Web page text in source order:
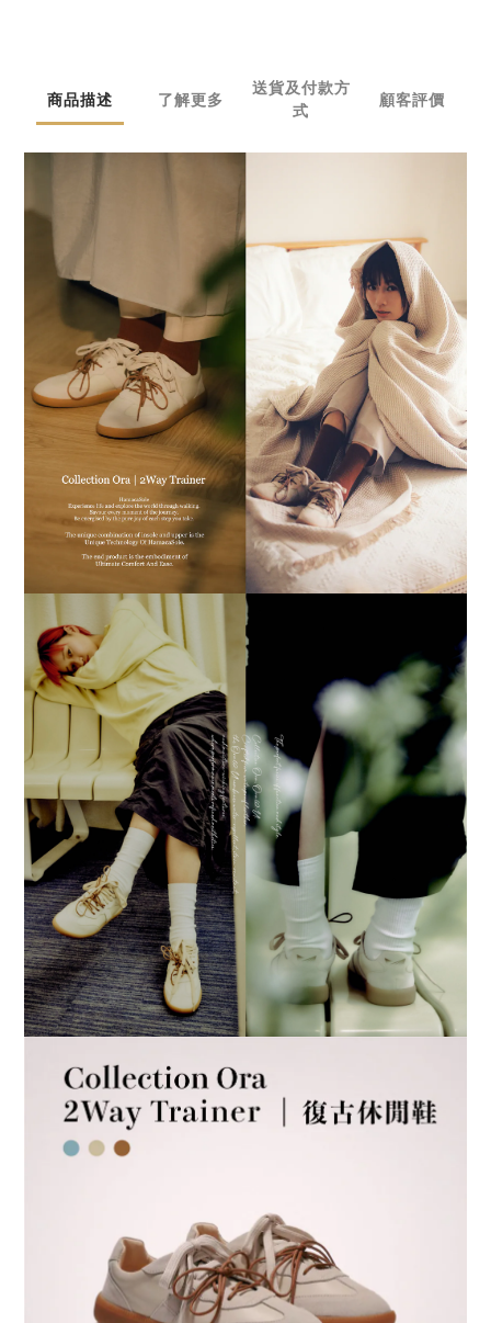
商品描述 了解更多
送貨及付款方
式
顧客評價